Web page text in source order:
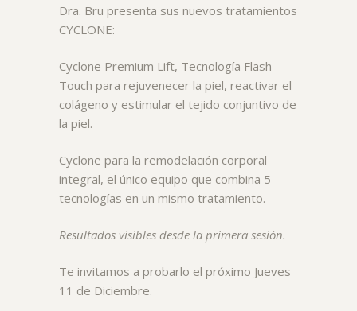
Dra. Bru presenta sus nuevos tratamientos
CYCLONE:
Cyclone Premium Lift, Tecnología Flash
Touch para rejuvenecer la piel, reactivar el
colágeno y estimular el tejido conjuntivo de
la piel.
Cyclone para la remodelación corporal
integral, el único equipo que combina 5
tecnologías en un mismo tratamiento.
Resultados visibles desde la primera sesión.
Te invitamos a probarlo el próximo Jueves
11 de Diciembre.